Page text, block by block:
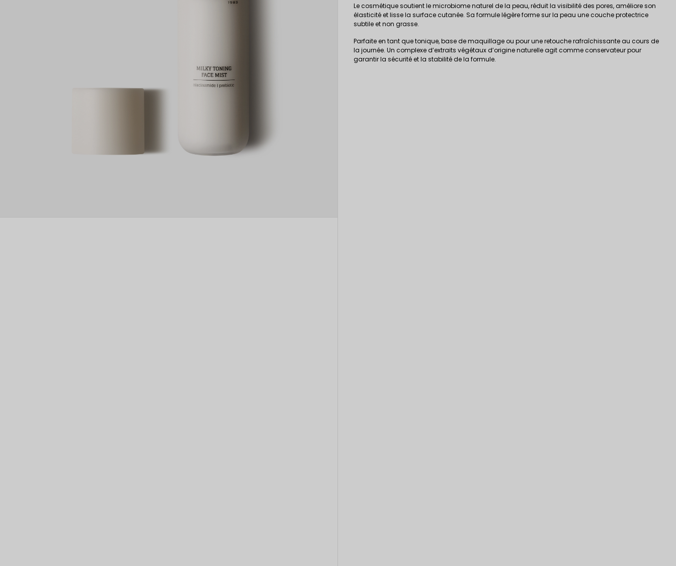
Le cosmétique soutient le microbiome naturel de la peau, réduit la visibilité des pores, améliore son
élasticité et lisse la surface cutanée. Sa formule légère forme sur la peau une couche protectrice
subtile et non grasse.
Parfaite en tant que tonique, base de maquillage ou pour une retouche rafraîchissante au cours de
la journée. Un complexe d’extraits végétaux d’origine naturelle agit comme conservateur pour
garantir la sécurité et la stabilité de la formule.